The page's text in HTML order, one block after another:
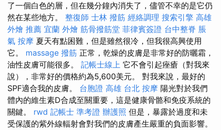
了一個白色的層，但在幾分鐘內消失了，儘管不幸的是它仍
然在某些地方。 整復師 士林 撥筋 經絡調理 搜索引擎 高雄
外燴 推薦 宜蘭 外燴 筋骨撥筋堂 菲律賓簽證 台中整脊 脹
氣 按摩 夏天有點困難，但是雖然很冷，但我很高興使用
它。 massage 撥筋 正常，乾燥的皮膚是非常好的防曬霜，
油性皮膚可能很多。 記帳士線上 它不會引起痤瘡（對我來
說），非常好的價格約為5,600美元。 對我來說，最好的
SPF適合我的皮膚。 台胞證 高雄 台北 按摩 陽光對於我們
體內的維生素D合成至關重要，這是健康骨骼和免疫系統的
關鍵。 rwd 記帳士 準考證 辦護照 但是，暴露於過度和未
受保護的紫外線輻射會對我們的皮膚產生嚴重的負面影響。